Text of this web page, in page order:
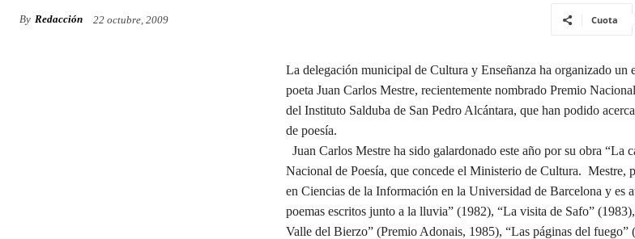
By Redacción 22 octubre, 2009 Cuota
La delegación municipal de Cultura y Enseñanza ha organizado un
poeta Juan Carlos Mestre, recientemente nombrado Premio
del Instituto Salduba de San Pedro Alcántara, que han podido
de poesía.
Juan Carlos Mestre ha sido galardonado este año por su obra “La
Nacional de Poesía, que concede el Ministerio de Cultura. Mestre,
en Ciencias de la Información en la Universidad de Barcelona y es
poemas escritos junto a la lluvia” (1982), “La visita de Safo”
Valle del Bierzo” (Premio Adonais, 1985), “Las páginas del fuego”